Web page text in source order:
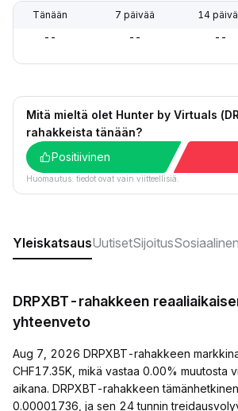
Tänään 7 päivää 14
-- -- --
Mitä mieltä olet Hunter by Virtuals
rahakkeista tänään?
Positiivinen
Huomautus: tiedot ovat vain viitteellisiä.
YleiskatsausUutisetSijoitusSosiaalinen
DRPXBT-rahakkeen
yhteenveto
Aug 7, 2026 DRPXBT-rahakkeen
CHF17.35K, mikä vastaa 0.00% muutosta
aikana. DRPXBT-rahakkeen
0.00001736, ja sen 24 tunnin